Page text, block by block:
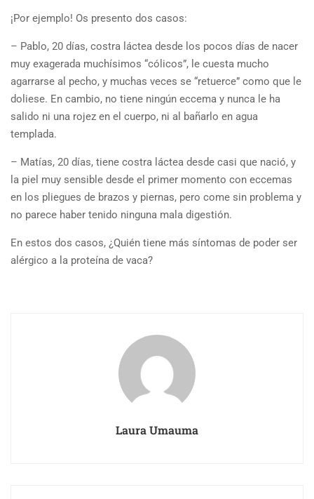
¡Por ejemplo! Os presento dos casos:
– Pablo, 20 días, costra láctea desde los pocos días de nacer
muy exagerada muchísimos “cólicos”, le cuesta mucho
agarrarse al pecho, y muchas veces se “retuerce” como que le
doliese. En cambio, no tiene ningún eccema y nunca le ha
salido ni una rojez en el cuerpo, ni al bañarlo en agua
templada.
– Matías, 20 días, tiene costra láctea desde casi que nació, y
la piel muy sensible desde el primer momento con eccemas
en los pliegues de brazos y piernas, pero come sin problema y
no parece haber tenido ninguna mala digestión.
En estos dos casos, ¿Quién tiene más síntomas de poder ser
alérgico a la proteína de vaca?
Laura Umauma